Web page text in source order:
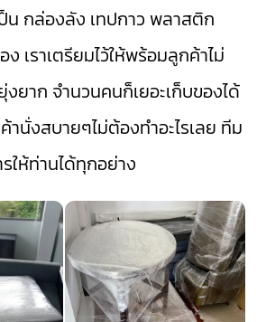
น กล่องลัง เทปกาว พลาสติก
เราเตรียมไว้ให้พร้อมลูกค้าไม่
ยาก จำนวนคนก็เยอะเก็บของได้
นั่งสบายๆไม่ต้องทำอะไรเลย ทีม
ให้ท่านได้ทุกอย่าง